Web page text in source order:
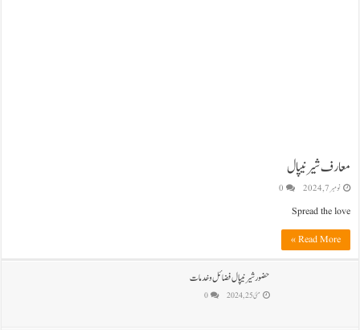
معارف شیرنیپال
نومبر 7, 2024 0
Spread the love
Read More »
حضور شیر نیپال فضائل و خدمات
مئی 25, 2024 0